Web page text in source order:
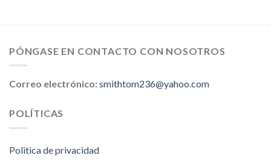
PÓNGASE EN CONTACTO CON NOSOTROS
Correo electrónico:smithtom236@yahoo.com
POLÍTICAS
Politica de privacidad